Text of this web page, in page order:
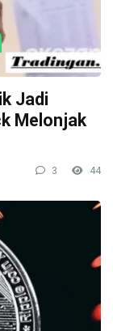
Jadi
Melonjak
3 44